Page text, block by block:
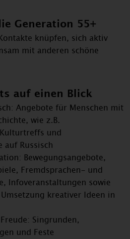
Generation 55+
knüpfen, sich aktiv
mit anderen schöne
auf einen Blick
Angebote für Menschen mit
wie z.B.
und
auf Russisch
Bewegungsangebote,
Fremdsprachen- und
Infoveranstaltungen sowie
kreativer Ideen in
Singrunden,
und Feste